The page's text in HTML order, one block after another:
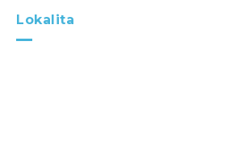
Lokalita